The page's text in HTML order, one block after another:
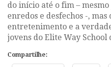
do início até o fim – mesmo
enredos e desfechos -,
entretenimento e a
jovens do Elite Way School
Compartilhe: